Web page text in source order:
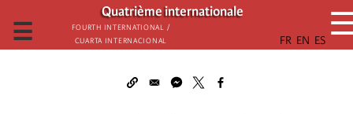
تجاوز
إلى
المحتوى
Quatrième internationale
Fourth International /
Cuarta Internacional
☰